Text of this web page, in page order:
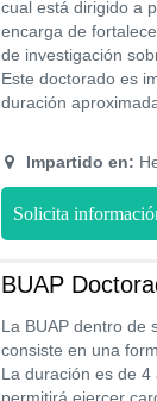
cual está dirigido a
encarga de
de investigación
Este doctorado es
duración
Impartido en:
Solicita
BUAP
La BUAP dentro de
consiste en una
La duración es de